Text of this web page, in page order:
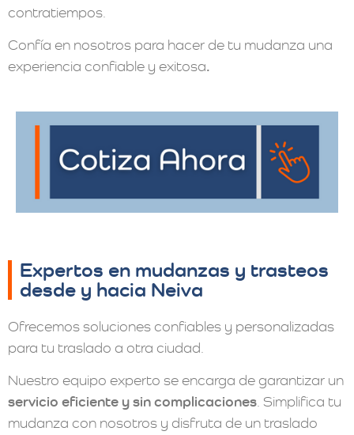
contratiempos.
Confía en nosotros para hacer de tu mudanza una
experiencia confiable y exitosa.
Expertos en mudanzas y trasteos
desde y hacia Neiva
Ofrecemos soluciones confiables y personalizadas
para tu traslado a otra ciudad.
Nuestro equipo experto se encarga de garantizar un
servicio eficiente y sin complicaciones . Simplifica tu
mudanza con nosotros y disfruta de un traslado